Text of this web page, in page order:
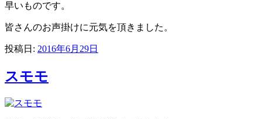
早いものです。
皆さんのお声掛けに元気を頂きました。
投稿日: 2016年6月29日
スモモ